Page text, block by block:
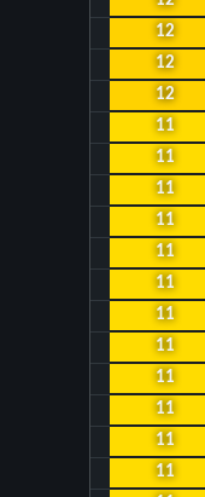
12
12
12
11
11
11
11
11
11
11
11
11
11
11
11